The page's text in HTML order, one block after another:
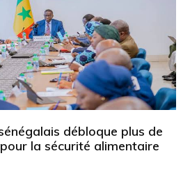
débloque plus de
la sécurité alimentaire